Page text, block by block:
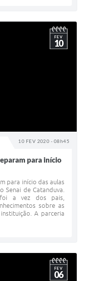
10 FEV 2020 - 08h45
FEV
10
para início
para início das aulas
de Catanduva.
a vez dos pais,
sobre as
A parceria
FEV
06